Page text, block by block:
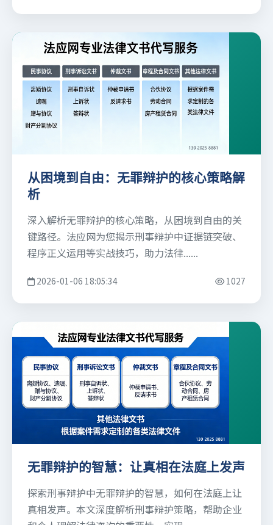
从困境到自由：无罪辩护的核心策略解
析
深入解析无罪辩护的核心策略，从困境到自由的关
键路径。法应网为您揭示刑事辩护中证据链突破、
程序正义运用等实战技巧，助力法律......
2026-01-06 18:05:34 1027
无罪辩护的智慧：让真相在法庭上发声
探索刑事辩护中无罪辩护的智慧，如何在法庭上让
真相发声。本文深度解析刑事辩护策略，帮助企业